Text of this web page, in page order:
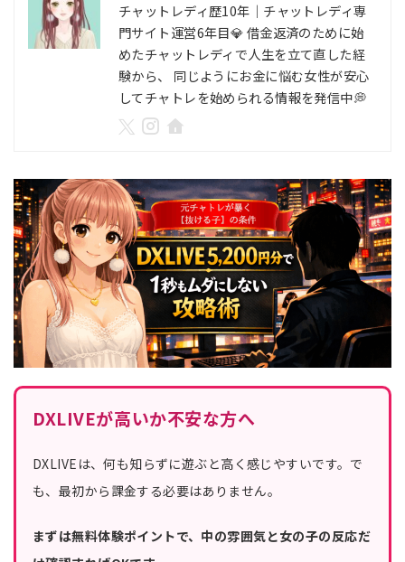
チャットレディ歴10年｜チャットレディ専
門サイト運営6年目💎 借金返済のために始
めたチャットレディで人生を立て直した経
験から、 同じようにお金に悩む女性が安心
してチャトレを始められる情報を発信中💭
DXLIVEが高いか不安な方へ
DXLIVEは、何も知らずに遊ぶと高く感じやすいです。で
も、最初から課金する必要はありません。
まずは無料体験ポイントで、中の雰囲気と女の子の反応だ